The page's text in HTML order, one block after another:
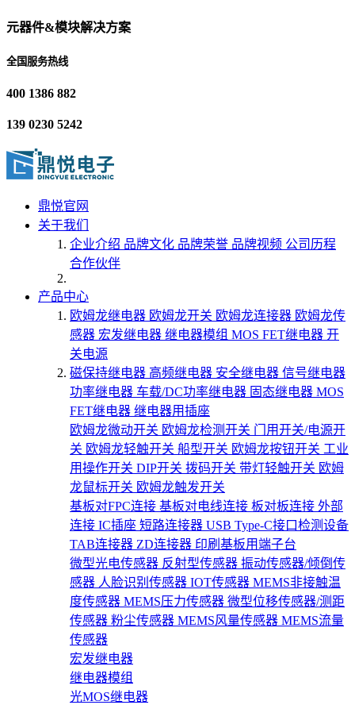
元器件&模块解决方案
全国服务热线
400 1386 882
139 0230 5242
鼎悦官网
关于我们
企业介绍 品牌文化 品牌荣誉 品牌视频 公司历程
合作伙伴
产品中心
欧姆龙继电器 欧姆龙开关 欧姆龙连接器 欧姆龙传
感器 宏发继电器 继电器模组 MOS FET继电器 开
关电源
磁保持继电器 高频继电器 安全继电器 信号继电器
功率继电器 车载/DC功率继电器 固态继电器 MOS
FET继电器 继电器用插座
欧姆龙微动开关 欧姆龙检测开关 门用开关/电源开
关 欧姆龙轻触开关 船型开关 欧姆龙按钮开关 工业
用操作开关 DIP开关 拨码开关 带灯轻触开关 欧姆
龙鼠标开关 欧姆龙触发开关
基板对FPC连接 基板对电线连接 板对板连接 外部
连接 IC插座 短路连接器 USB Type-C接口检测设备
TAB连接器 ZD连接器 印刷基板用端子台
微型光电传感器 反射型传感器 振动传感器/倾倒传
感器 人脸识别传感器 IOT传感器 MEMS非接触温
度传感器 MEMS压力传感器 微型位移传感器/测距
传感器 粉尘传感器 MEMS风量传感器 MEMS流量
传感器
宏发继电器
继电器模组
光MOS继电器